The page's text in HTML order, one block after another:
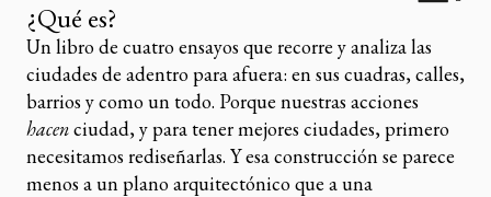
¿Qué es?
Un libro de cuatro ensayos que recorre y analiza las
ciudades de adentro para afuera: en sus cuadras, calles,
barrios y como un todo. Porque nuestras acciones
hacenciudad, y para tener mejores ciudades, primero
necesitamos rediseñarlas. Y esa construcción se parece
menos a un plano arquitectónico que a una